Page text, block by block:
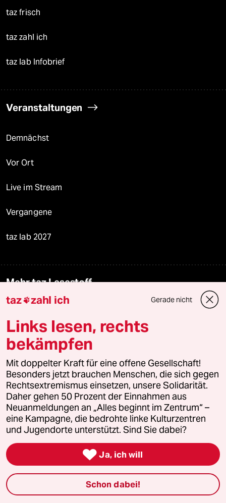
taz frisch
taz zahl ich
taz lab Infobrief
Veranstaltungen
Demnächst
Vor Ort
Live im Stream
Vergangene
taz lab 2027
Mehr taz Lesestoff
taz FUTURZWEI
Le Monde diplomatique
taz Archiv
Mehr taz Angebote
Reisen
Kantine
taz zahl ich Gerade nicht
Links lesen, rechts
bekämpfen
Mit doppelter Kraft für eine offene Gesellschaft!
Besonders jetzt brauchen Menschen, die sich gegen
Rechtsextremismus einsetzen, unsere Solidarität.
Daher gehen 50 Prozent der Einnahmen aus
Neuanmeldungen an „Alles beginnt im Zentrum“ –
eine Kampagne, die bedrohte linke Kulturzentren
und Jugendorte unterstützt. Sind Sie dabei?
 Ja, ich will
Schon dabei!